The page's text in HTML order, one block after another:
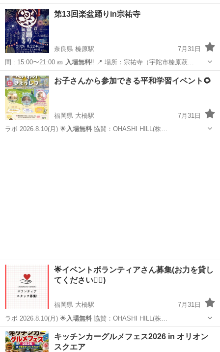
埼玉 上尾市 育児 アリオ上尾
第13回楽盆踊りin宗祐寺
奈良県 榛原駅
7月31日
間 : 15:00〜21:00 🎫 入場無料‼︎ 📍 場所：宗祐寺（宇陀市榛原萩…
奈良 宇陀市 榛原駅 地域/お祭り 盆踊り
お子さんから参加できる平和学習イベント🌻
福岡県 大橋駅
7月31日
ラボ 2026.8.10(月) 🌟入場無料 協賛：OHASHI HILL(株…
🌟イベントボランティアさん募集(お力を貸し
てください🙇‍♀️)
福岡県 大橋駅
7月31日
ラボ 2026.8.10(月) 🌟入場無料 協賛：OHASHI HILL(株…
福岡 福岡市 ワークショップ
キッチンカーグルメフェス2026 in オリオン
スクエア